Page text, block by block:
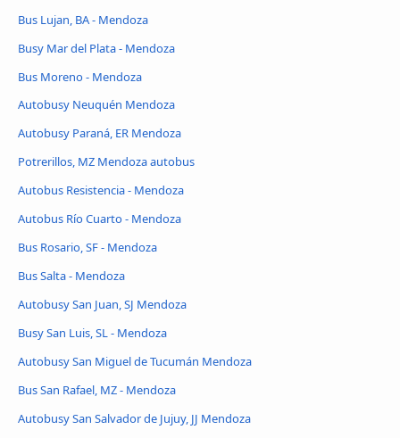
Bus Lujan, BA - Mendoza
Busy Mar del Plata - Mendoza
Bus Moreno - Mendoza
Autobusy Neuquén Mendoza
Autobusy Paraná, ER Mendoza
Potrerillos, MZ Mendoza autobus
Autobus Resistencia - Mendoza
Autobus Río Cuarto - Mendoza
Bus Rosario, SF - Mendoza
Bus Salta - Mendoza
Autobusy San Juan, SJ Mendoza
Busy San Luis, SL - Mendoza
Autobusy San Miguel de Tucumán Mendoza
Bus San Rafael, MZ - Mendoza
Autobusy San Salvador de Jujuy, JJ Mendoza